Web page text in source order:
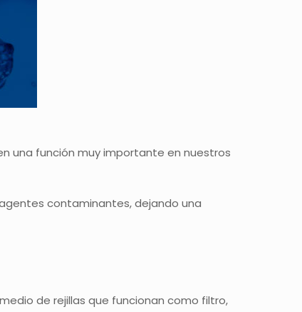
una función muy importante en nuestros
contaminantes, dejando una
de rejillas que funcionan como filtro,